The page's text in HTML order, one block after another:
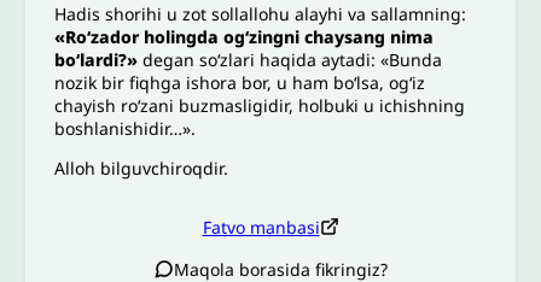
Hadis shorihi u zot sollallohu alayhi va sallamning:
«Ro‘zador holingda og‘zingni chaysang nima
bo‘lardi?»degan so‘zlari haqida aytadi: «Bunda
nozik bir fiqhga ishora bor, u ham bo‘lsa, og‘iz
chayish ro‘zani buzmasligidir, holbuki u ichishning
boshlanishidir…».
Alloh bilguvchiroqdir.
Fatvo manbasi
Maqola borasida fikringiz?